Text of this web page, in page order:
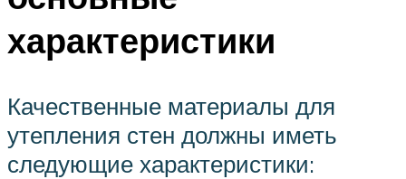
характеристики
Качественные материалы для
утепления стен должны иметь
следующие характеристики: